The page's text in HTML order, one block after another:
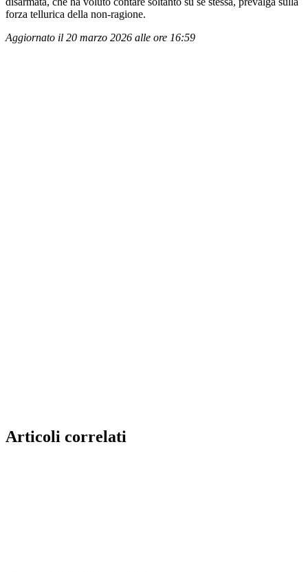
forza tellurica della non-ragione.
Aggiornato il 20 marzo 2026 alle ore 16:59
Articoli correlati